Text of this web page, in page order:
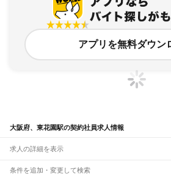
アプリを無料ダウン
大阪府、東花園駅の契約社員求人情報
求人の詳細を表示
条件を追加・変更して検索